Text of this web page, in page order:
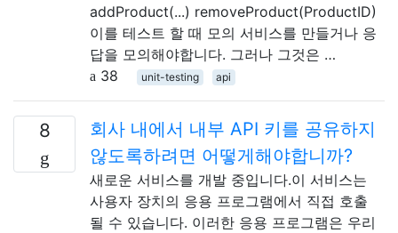
addProduct(...) removeProduct(ProductID)
이를 테스트 할 때 모의 서비스를 만들거나 응
답을 모의해야합니다. 그러나 그것은 …
38
unit-testing api
8
회사 내에서 내부 API 키를 공유하지
않도록하려면 어떻게해야합니까?
새로운 서비스를 개발 중입니다.이 서비스는
사용자 장치의 응용 프로그램에서 직접 호출
될 수 있습니다. 이러한 응용 프로그램은 우리